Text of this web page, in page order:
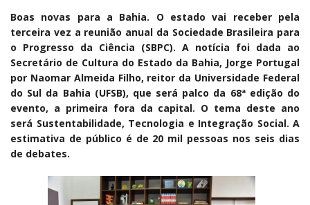
Boas novas para a Bahia. O estado vai receber pela
terceira vez a reunião anual da Sociedade Brasileira para
o Progresso da Ciência (SBPC). A notícia foi dada ao
Secretário de Cultura do Estado da Bahia, Jorge Portugal
por Naomar Almeida Filho, reitor da Universidade Federal
do Sul da Bahia (UFSB), que será palco da 68ª edição do
evento, a primeira fora da capital. O tema deste ano
será Sustentabilidade, Tecnologia e Integração Social. A
estimativa de público é de 20 mil pessoas nos seis dias
de debates.